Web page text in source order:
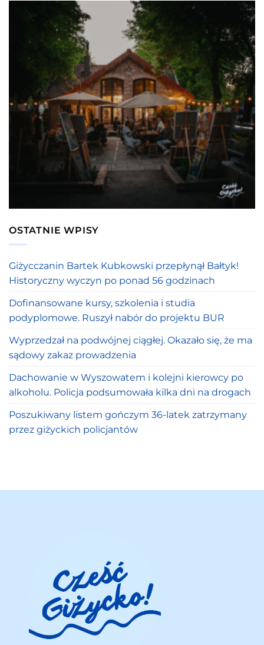
OSTATNIE WPISY
Giżycczanin Bartek Kubkowski przepłynął Bałtyk!
Historyczny wyczyn po ponad 56 godzinach
Dofinansowane kursy, szkolenia i studia
podyplomowe. Ruszył nabór do projektu BUR
Wyprzedzał na podwójnej ciągłej. Okazało się, że ma
sądowy zakaz prowadzenia
Dachowanie w Wyszowatem i kolejni kierowcy po
alkoholu. Policja podsumowała kilka dni na drogach
Poszukiwany listem gończym 36-latek zatrzymany
przez giżyckich policjantów